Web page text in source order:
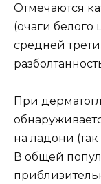
Отмечаются
(очаги белого
средней
При
на ладони
В общей